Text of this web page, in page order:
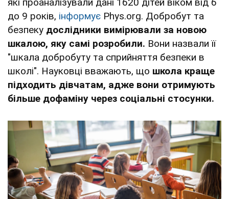
до 9 років, інформує Рhys.org. Добробут та
безпеку дослідники вимірювали за новою
шкалою, яку самі розробили. Вони назвали її
"шкала добробуту та сприйняття безпеки в
школі". Науковці вважають, що школа краще
підходить дівчатам, адже вони отримують
більше дофаміну через соціальні стосунки.